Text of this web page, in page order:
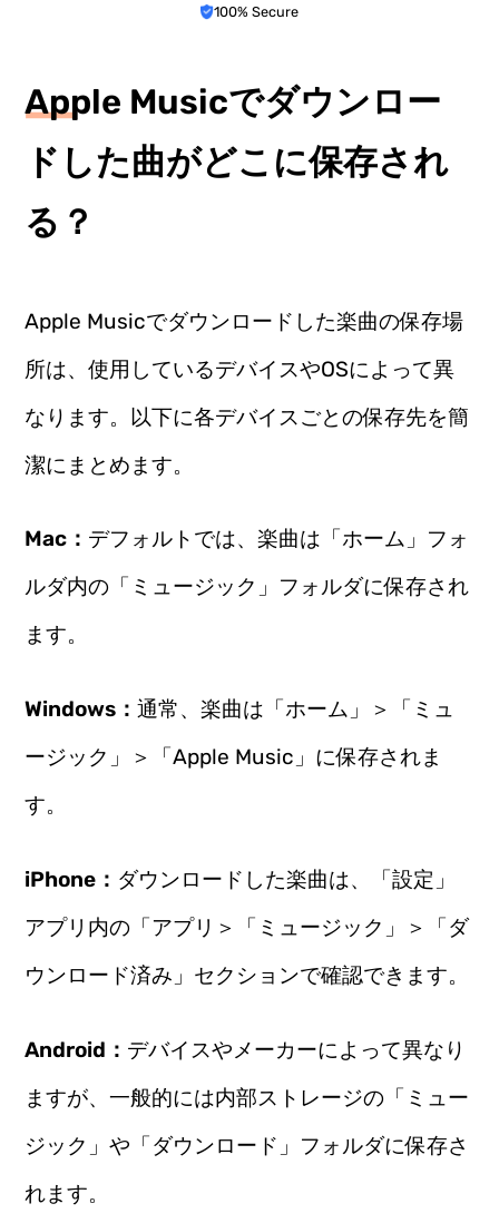
100% Secure
Apple Musicでダウンロー
ドした曲がどこに保存され
る？
Apple Musicでダウンロードした楽曲の保存場
所は、使用しているデバイスやOSによって異
なります。以下に各デバイスごとの保存先を簡
潔にまとめます。
Mac： デフォルトでは、楽曲は「ホーム」フォ
ルダ内の「ミュージック」フォルダに保存され
ます。
Windows：通常、楽曲は「ホーム」＞「ミュ
ージック」＞「Apple Music」に保存されま
す。
iPhone： ダウンロードした楽曲は、「設定」
アプリ内の「アプリ＞「ミュージック」＞「ダ
ウンロード済み」セクションで確認できます。
Android： デバイスやメーカーによって異なり
ますが、一般的には内部ストレージの「ミュー
ジック」や「ダウンロード」フォルダに保存さ
れます。